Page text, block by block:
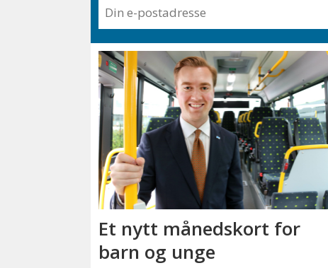
Et nytt månedskort for
barn og unge